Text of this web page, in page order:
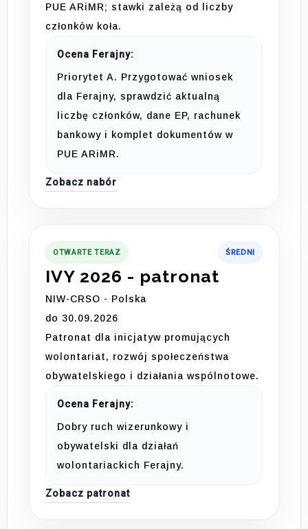
PUE ARiMR; stawki zależą od liczby
członków koła.
Ocena Ferajny:
Priorytet A. Przygotować wniosek
dla Ferajny, sprawdzić aktualną
liczbę członków, dane EP, rachunek
bankowy i komplet dokumentów w
PUE ARiMR.
Zobacz nabór
OTWARTE TERAZ ŚREDNI
IVY 2026 - patronat
NIW-CRSO - Polska
do 30.09.2026
Patronat dla inicjatyw promujących
wolontariat, rozwój społeczeństwa
obywatelskiego i działania wspólnotowe.
Ocena Ferajny:
Dobry ruch wizerunkowy i
obywatelski dla działań
wolontariackich Ferajny.
Zobacz patronat